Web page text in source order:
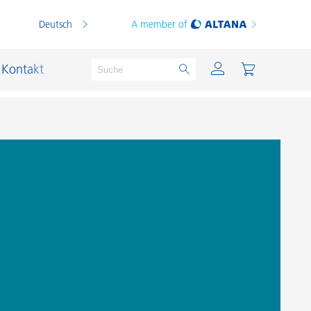
Deutsch A member of
Kontakt